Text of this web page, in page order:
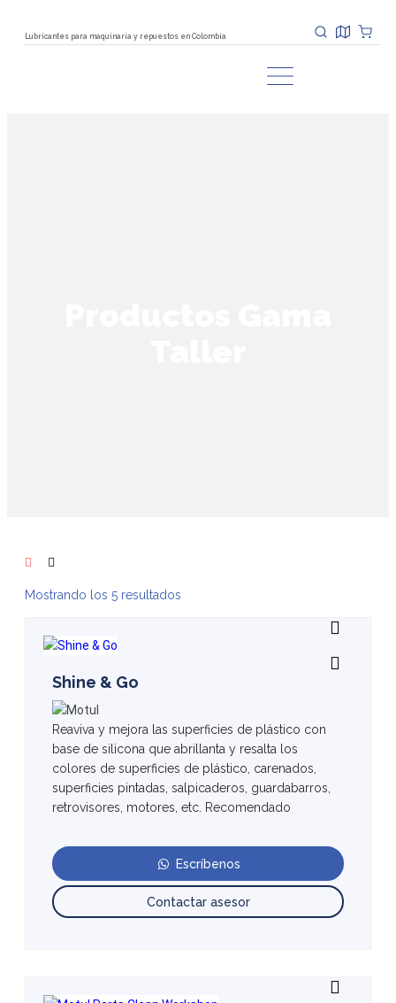
Lubricantes para maquinaria y repuestos en Colombia
Mostrando los 5 resultados
Shine & Go
Reaviva y mejora las superficies de plástico con
base de silicona que abrillanta y resalta los
colores de superficies de plástico, carenados,
superficies pintadas, salpicaderos, guardabarros,
retrovisores, motores, etc. Recomendado
Escríbenos
Contactar asesor